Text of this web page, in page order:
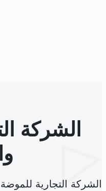
الشركة
الشركة التجارية